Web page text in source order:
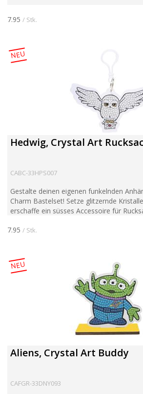
7.95 / Stk.
NEU
Hedwig, Crystal Art
CABC-33HPS007
Gestalte deinen eigenen funkelnden
Charm Bastelset! Setze glitzernde
erschaffe ein süsses Accessoire für
7.95 / Stk.
NEU
Aliens, Crystal Art Buddy
CAFGR-33DNY093